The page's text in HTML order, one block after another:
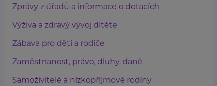
Zprávy z úřadů a informace o dotacích
Výživa a zdravý vývoj dítěte
Zábava pro děti a rodiče
Zaměstnanost, právo, dluhy, daně
Samoživitelé a nízkopříjmové rodiny